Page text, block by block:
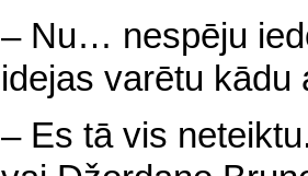
– Nu… nespēju
idejas varētu kādu
– Es tā vis